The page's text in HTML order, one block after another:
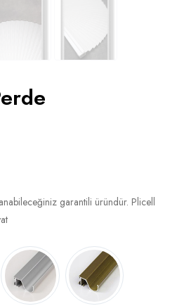
garantili üründür. Plicell